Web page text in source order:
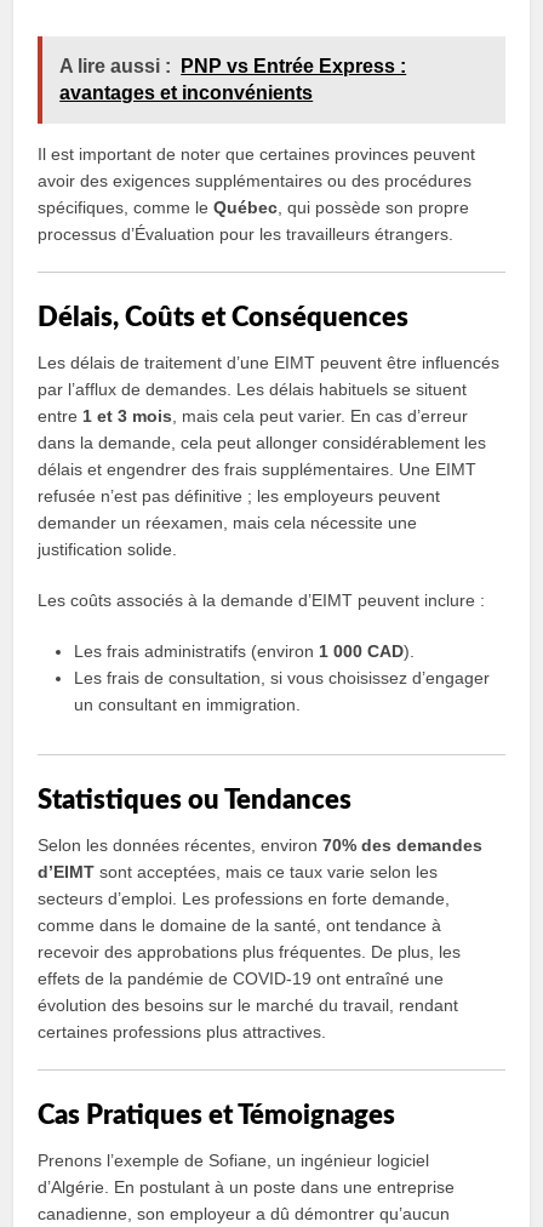
A lire aussi :
PNP vs Entrée Express :
avantages et inconvénients
Il est important de noter que certaines provinces peuvent
avoir des exigences supplémentaires ou des procédures
spécifiques, comme leQuébec , qui possède son propre
processus d’Évaluation pour les travailleurs étrangers.
Délais, Coûts et Conséquences
Les délais de traitement d’une EIMT peuvent être influencés
par l’afflux de demandes. Les délais habituels se situent
entre 1 et 3 mois , mais cela peut varier. En cas d’erreur
dans la demande, cela peut allonger considérablement les
délais et engendrer des frais supplémentaires. Une EIMT
refusée n’est pas définitive ; les employeurs peuvent
demander un réexamen, mais cela nécessite une
justification solide.
Les coûts associés à la demande d’EIMT peuvent inclure :
Les frais administratifs (environ 1 000 CAD).
Les frais de consultation, si vous choisissez d’engager
un consultant en immigration.
Statistiques ou Tendances
Selon les données récentes, environ70% des demandes
d’EIMT sont acceptées, mais ce taux varie selon les
secteurs d’emploi. Les professions en forte demande,
comme dans le domaine de la santé, ont tendance à
recevoir des approbations plus fréquentes. De plus, les
effets de la pandémie de COVID-19 ont entraîné une
évolution des besoins sur le marché du travail, rendant
certaines professions plus attractives.
Cas Pratiques et Témoignages
Prenons l’exemple de Sofiane, un ingénieur logiciel
d’Algérie. En postulant à un poste dans une entreprise
canadienne, son employeur a dû démontrer qu’aucun